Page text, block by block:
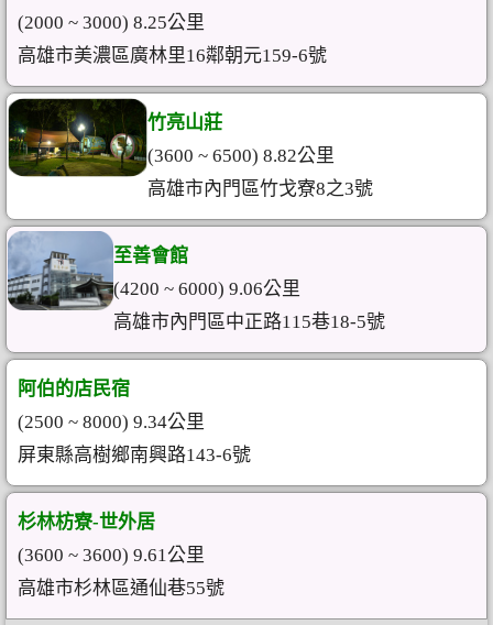
(2000 ~ 3000) 8.25公里
高雄市美濃區廣林里16鄰朝元159-6號
竹亮山莊
(3600 ~ 6500) 8.82公里
高雄市內門區竹戈寮8之3號
至善會館
(4200 ~ 6000) 9.06公里
高雄市內門區中正路115巷18-5號
阿伯的店民宿
(2500 ~ 8000) 9.34公里
屏東縣高樹鄉南興路143-6號
杉林枋寮-世外居
(3600 ~ 3600) 9.61公里
高雄市杉林區通仙巷55號